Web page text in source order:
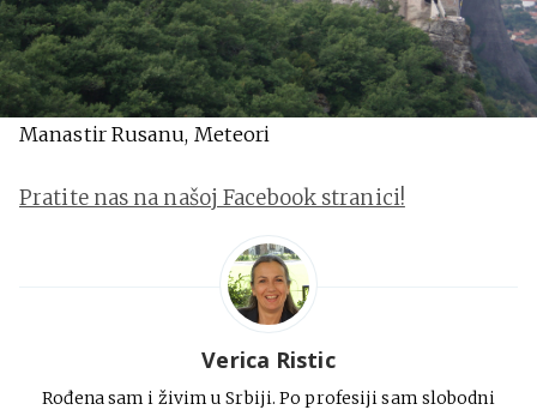
Manastir Rusanu, Meteori
Pratite nas na našoj Facebook stranici!
Verica Ristic
Rođena sam i živim u Srbiji. Po profesiji sam slobodni